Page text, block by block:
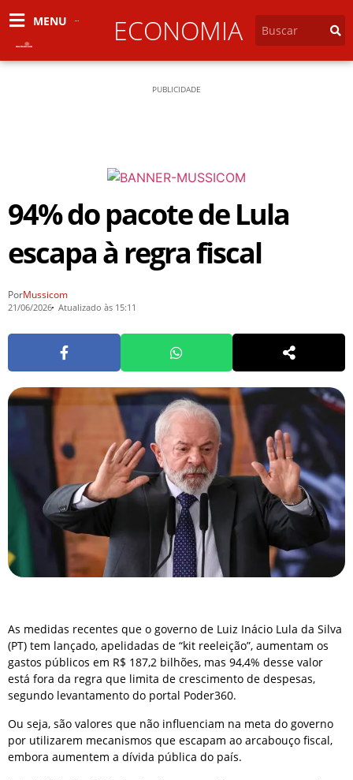
MENU ECONOMIA
PUBLICIDADE
94% do pacote de Lula
escapa à regra fiscal
PorMussicom
21/06/2026 Atualizado às 15:11
As medidas recentes que o governo de Luiz Inácio Lula da Silva
(PT) tem lançado, apelidadas de “kit reeleição”, aumentam os
gastos públicos em R$ 187,2 bilhões, mas 94,4% desse valor
está fora da regra que limita de crescimento de despesas,
segundo levantamento do portal Poder360.
Ou seja, são valores que não influenciam na meta do governo
por utilizarem mecanismos que escapam ao arcabouço fiscal,
embora aumentem a dívida pública do país.